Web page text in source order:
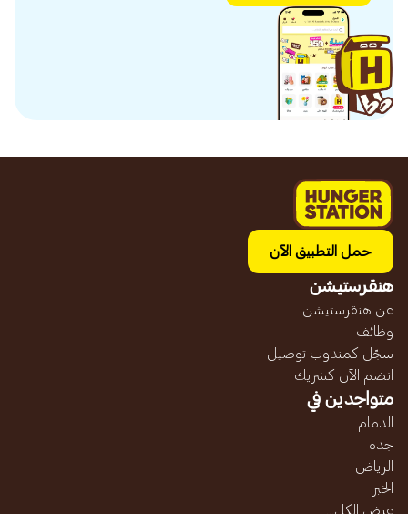
حمل التطبيق الآن
هنقرستيشن
عن هنقرستيشن
وظائف
سجّل كمندوب توصيل
انضم الآن كشريك
متواجدين في
الدمام
جده
الرياض
الخبر
عرض الكل...